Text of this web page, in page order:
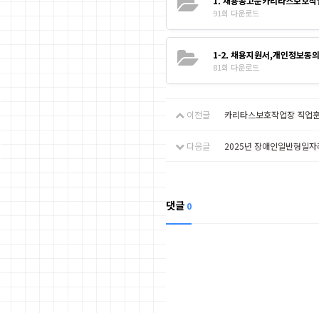
91회 다운로드
1-2. 채용지원서,개인정보동
81회 다운로드
이전글 카리타스보호작업장 직업
다음글 2025년 장애인일반형일
댓글 0